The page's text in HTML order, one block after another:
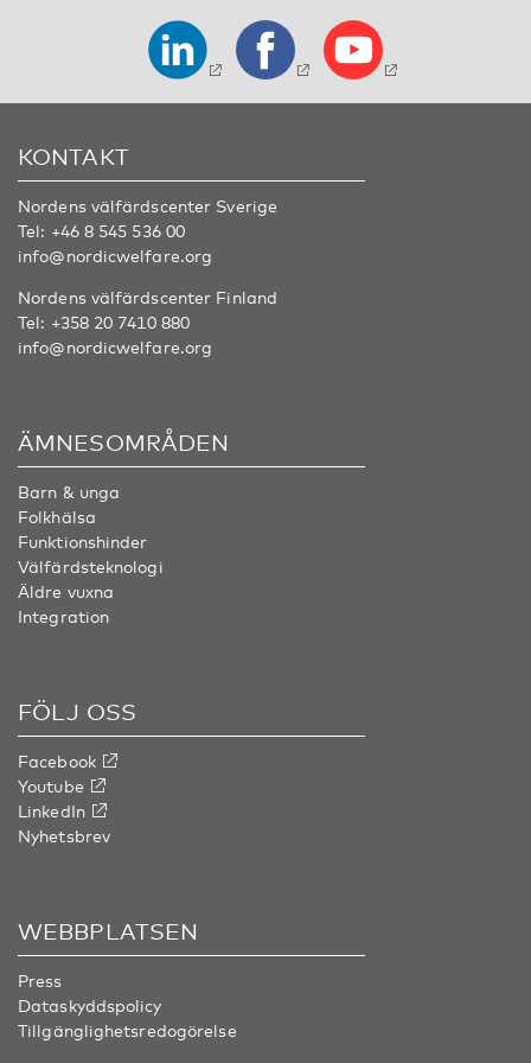
KONTAKT
Nordens välfärdscenter Sverige
Tel: +46 8 545 536 00
info@nordicwelfare.org
Nordens välfärdscenter Finland
Tel: +358 20 7410 880
info@nordicwelfare.org
ÄMNESOMRÅDEN
Barn & unga
Folkhälsa
Funktionshinder
Välfärdsteknologi
Äldre vuxna
Integration
FÖLJ OSS
Facebook
Youtube
LinkedIn
Nyhetsbrev
WEBBPLATSEN
Press
Dataskyddspolicy
Tillgänglighetsredogörelse